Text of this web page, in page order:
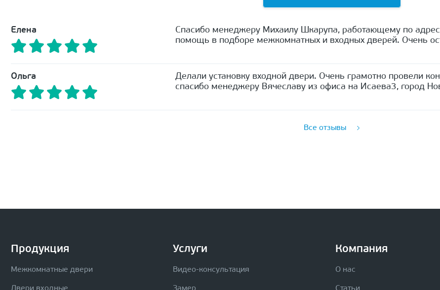
Елена
Спасибо менеджеру Михаилу Шкарупа, работающему по
помощь в подборе межкомнатных и входных дверей. Очень
Ольга
Делали установку входной двери. Очень грамотно провели
спасибо менеджеру Вячеславу из офиса на Исаева3, город
Все отзывы
Продукция
Межкомнатные двери
Услуги
Видео-консультация
Компания
О нас